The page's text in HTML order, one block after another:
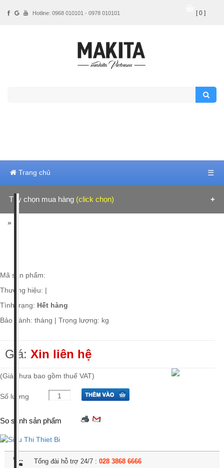
Trang chủ ☰
Tùy chọn mua hàng (click chọn)
»
Mã sản phẩm:
Thương hiệu: |
Tình trạng: Hết hàng
Bảo hành: tháng | Trọng lượng: kg
Giá: Xin liên hệ
(Giá chưa bao gồm thuế VAT)
Số lượng
So sánh sản phẩm
settings_phone Tổng đài hỗ trợ 24/7 : 028 3868 6666
Hotline: 0968 010101 - 0978 010101 [ 0 ]